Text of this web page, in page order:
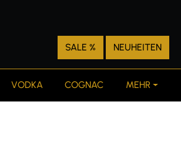
SALE % NEUHEITEN
VODKA COGNAC MEHR